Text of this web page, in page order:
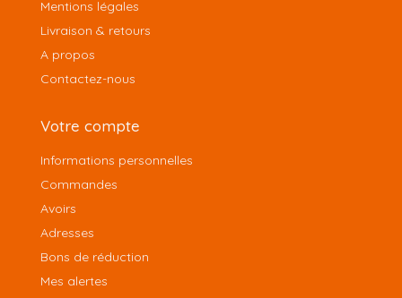
Mentions légales
Livraison & retours
A propos
Contactez-nous
Votre compte
Informations personnelles
Commandes
Avoirs
Adresses
Bons de réduction
Mes alertes